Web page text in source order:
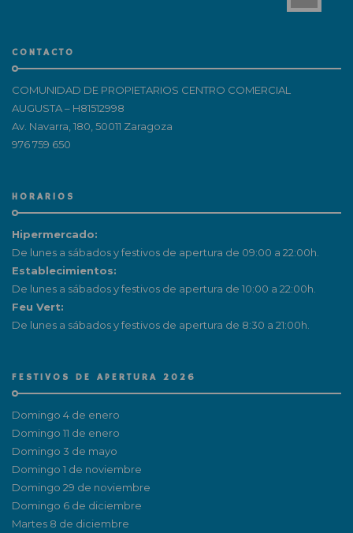
CONTACTO
COMUNIDAD DE PROPIETARIOS CENTRO COMERCIAL
AUGUSTA – H81512998
Av. Navarra, 180, 50011 Zaragoza
976 759 650
HORARIOS
Hipermercado:
De lunes a sábados y festivos de apertura de 09:00 a 22:00h.
Establecimientos:
De lunes a sábados y festivos de apertura de 10:00 a 22:00h.
Feu Vert:
De lunes a sábados y festivos de apertura de 8:30 a 21:00h.
FESTIVOS DE APERTURA 2026
Domingo 4 de enero
Domingo 11 de enero
Domingo 3 de mayo
Domingo 1 de noviembre
Domingo 29 de noviembre
Domingo 6 de diciembre
Martes 8 de diciembre